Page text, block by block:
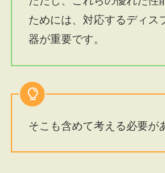
ためには、対応するディス
器が重要です。
そこも含めて考える必要が